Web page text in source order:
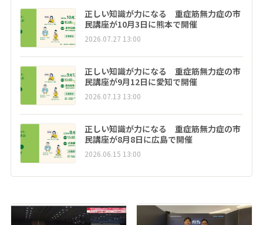
正しい知識が力になる 重症筋無力症の市
民講座が10月3日に熊本で開催
2026.07.27 13:00
正しい知識が力になる 重症筋無力症の市
民講座が9月12日に愛知で開催
2026.07.13 13:00
正しい知識が力になる 重症筋無力症の市
民講座が8月8日に広島で開催
2026.06.15 13:00